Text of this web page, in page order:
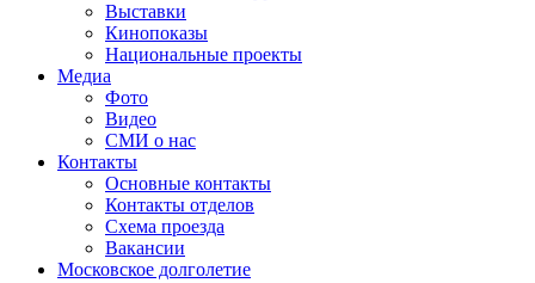
Выставки
Кинопоказы
Национальные проекты
Медиа
Фото
Видео
СМИ о нас
Контакты
Основные контакты
Контакты отделов
Схема проезда
Вакансии
Московское долголетие